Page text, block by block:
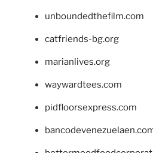
unboundedthefilm.com
catfriends-bg.org
marianlives.org
waywardtees.com
pidfloorsexpress.com